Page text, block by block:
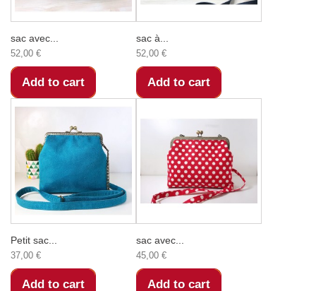
sac avec...
52,00 €
Add to cart
sac à...
52,00 €
Add to cart
Petit sac...
37,00 €
Add to cart
sac avec...
45,00 €
Add to cart